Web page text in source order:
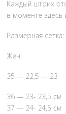
Каждый штрих
в моменте здесь
Размерная сетка:
Жен.
35 — 22,5 — 23
36 — 23- 23,5 см
37 — 24- 24,5 см